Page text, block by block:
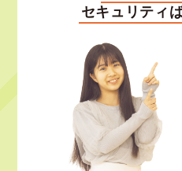
セキュリティ